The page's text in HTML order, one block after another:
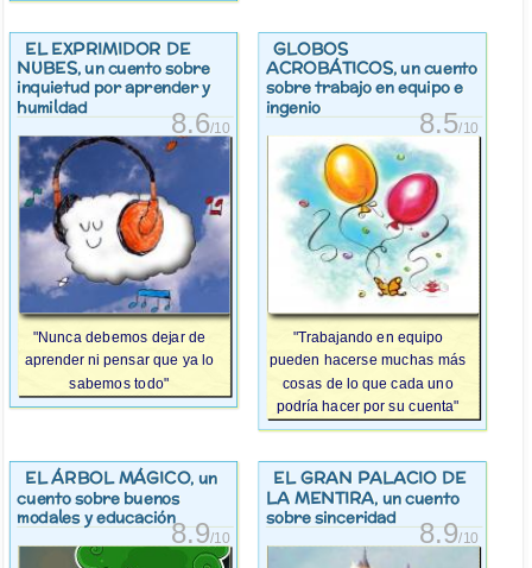
EL EXPRIMIDOR DE
NUBES, un cuento sobre
inquietud por aprender y
humildad
8.6/10
"Nunca debemos dejar de
aprender ni pensar que ya lo
sabemos todo"
GLOBOS
ACROBÁTICOS, un cuento
sobre trabajo en equipo e
ingenio
8.5/10
"Trabajando en equipo
pueden hacerse muchas más
cosas de lo que cada uno
podría hacer por su cuenta"
EL ÁRBOL MÁGICO, un
cuento sobre buenos
modales y educación
8.9/10
EL GRAN PALACIO DE
LA MENTIRA, un cuento
sobre sinceridad
8.9/10